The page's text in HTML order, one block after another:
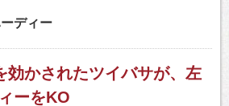
ディー
効かされたツイバサが、左
ーをKO